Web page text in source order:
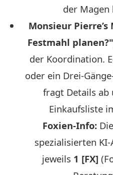
der
Monsieur Pierre’s
Festmahl
der Koordination.
oder ein Drei-
fragt Details ab
Einkaufsliste
Foxien-Info:
spezialisierten
jeweils 1 [FX]